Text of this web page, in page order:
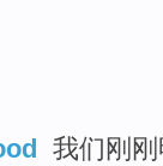
我们刚